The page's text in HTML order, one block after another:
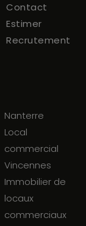
Contact
Estimer
Recrutement
Nanterre
Local
commercial
Vincennes
Immobilier de
locaux
commerciaux